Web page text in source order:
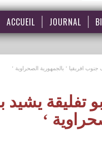
ACCUEIL JOURNAL
افريقيا ‘ بالجمهورية الصحراوية ‘
تفليقة يشيد
‘